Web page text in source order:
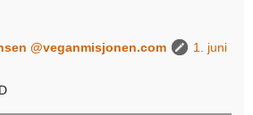
@veganmisjonen.com
1. juni